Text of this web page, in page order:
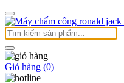
Giỏ hàng (0)